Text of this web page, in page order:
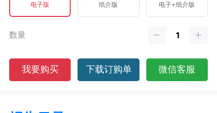
电子版 纸介版 电子+纸介版
数量
我要购买 下载订购单 微信客服